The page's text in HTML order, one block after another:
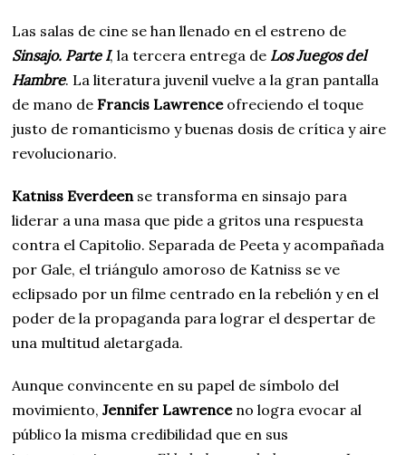
Las salas de cine se han llenado en el estreno de
Sinsajo. Parte I, la tercera entrega de Los Juegos del
Hambre. La literatura juvenil vuelve a la gran pantalla
de mano de Francis Lawrenceofreciendo el toque
justo de romanticismo y buenas dosis de crítica y aire
revolucionario.
Katniss Everdeen se transforma en sinsajo para
liderar a una masa que pide a gritos una respuesta
contra el Capitolio. Separada de Peeta y acompañada
por Gale, el triángulo amoroso de Katniss se ve
eclipsado por un filme centrado en la rebelión y en el
poder de la propaganda para lograr el despertar de
una multitud aletargada.
Aunque convincente en su papel de símbolo del
movimiento,Jennifer Lawrenceno logra evocar al
público la misma credibilidad que en sus